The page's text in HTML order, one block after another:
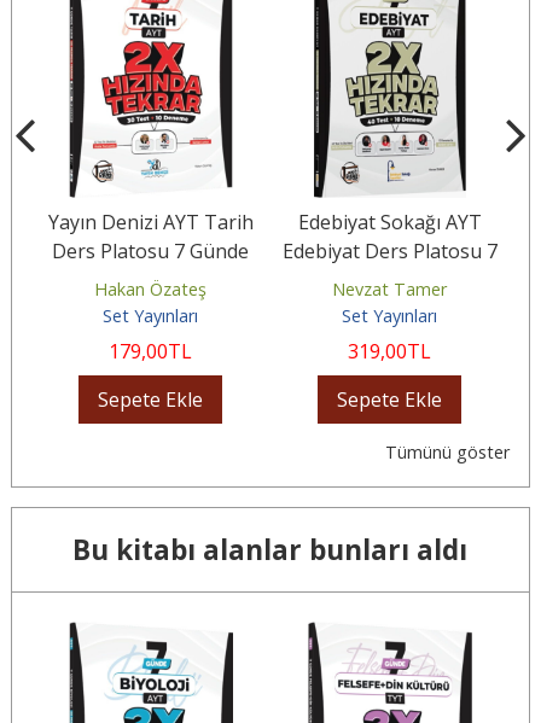
Yayın Denizi AYT Tarih
Ders Platosu 7 Günde
2X Hızında Tekrar
Deneme
Hakan Özateş
Set Yayınları
179,00TL
Sepete Ekle
Edebiyat Sokağı AYT
Edebiyat Ders Platosu 7
Günde 2X Hızında
Tekrar Deneme
Nevzat Tamer
Set Yayınları
319,00TL
Sepete Ekle
Tümünü göster
Bu kitabı alanlar bunları aldı